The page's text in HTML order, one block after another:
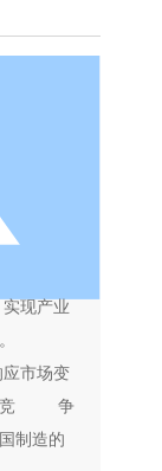
现产业
市场变
态竞 争
制造的